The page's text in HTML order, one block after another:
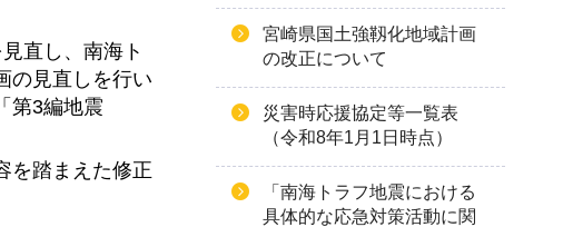
直し、南海ト
の見直しを行い
第3編地震
を踏まえた修正
宮崎県国土強靱化地域計画
の改正について
災害時応援協定等一覧表
（令和8年1月1日時点）
「南海トラフ地震における
具体的な応急対策活動に関